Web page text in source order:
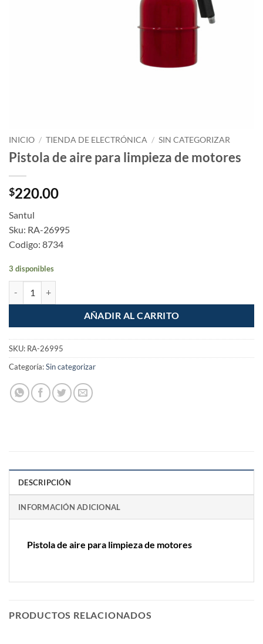
INICIO / TIENDA DE ELECTRÓNICA / SIN CATEGORIZAR
Pistola de aire para limpieza de motores
$220.00
Santul
Sku: RA-26995
Codigo: 8734
3 disponibles
AÑADIR AL CARRITO
SKU: RA-26995
Categoría:Sin categorizar
DESCRIPCIÓN
INFORMACIÓN ADICIONAL
Pistola de aire para limpieza de motores
PRODUCTOS RELACIONADOS